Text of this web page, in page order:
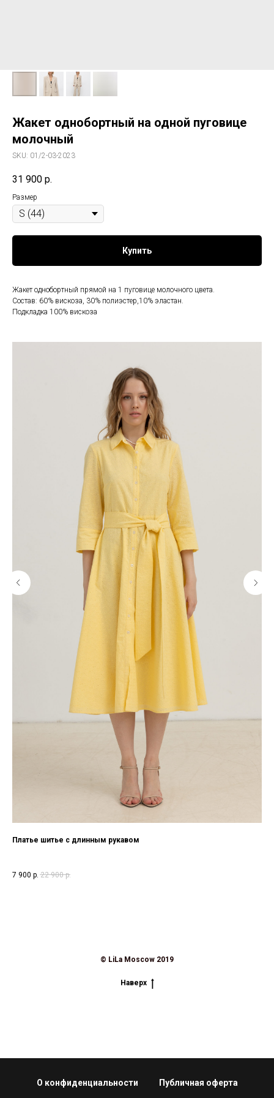
Жакет однобортный на одной пуговице
молочный
SKU: 01/2-03-2023
31 900 р.
Размер
Купить
Жакет однобортный прямой на 1 пуговице молочного цвета.
Состав: 60% вискоза, 30% полиэстер,10% эластан.
Подкладка 100% вискоза
Платье шитье с длинным рукавом
7 900 р. 22 900 р.
© LiLa Moscow 2019
Наверх
О конфиденциальности Публичная оферта